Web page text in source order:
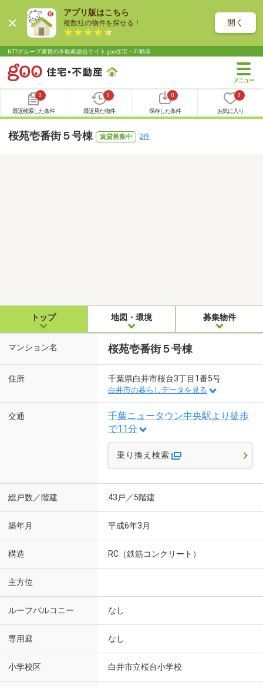
アプリ版はこちら
複数社の物件を探せる！ 開く
NTTグループ運営の不動産総合サイト goo住宅・不動産
0
最近検索した条件
0
最近見た物件
0
保存した条件
0
お気に入り
桜苑壱番街５号棟 賃貸募集中 2件
トップ 地図・環境 募集物件
マンション名 桜苑壱番街５号棟
住所 千葉県白井市桜台3丁目1番5号
白井市の暮らしデータを見る
交通
千葉ニュータウン中央駅より徒歩
で11分
乗り換え検索
総戸数／階建 43戸／5階建
築年月 平成6年3月
構造 RC（鉄筋コンクリート）
主方位
ルーフバルコニー なし
専用庭 なし
小学校区 白井市立桜台小学校